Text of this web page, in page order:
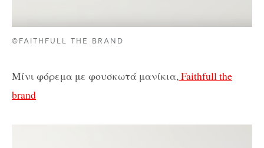
©FAITHFULL THE BRAND
Μίνι φόρεμα με φουσκωτά μανίκια,Faithfull the
brand